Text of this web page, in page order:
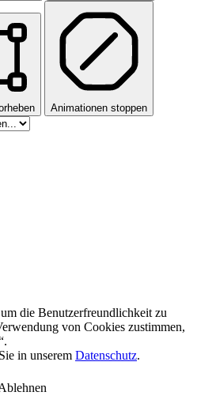
Animationen stoppen
die Benutzerfreundlichkeit zu
von Cookies zustimmen,
in unserem Datenschutz.